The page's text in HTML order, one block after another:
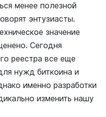
менее полезной
энтузиасты.
значение
Сегодня
реестра все еще
нужд биткоина и
именно разработки
изменить нашу